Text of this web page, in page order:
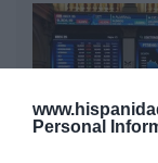
Personal